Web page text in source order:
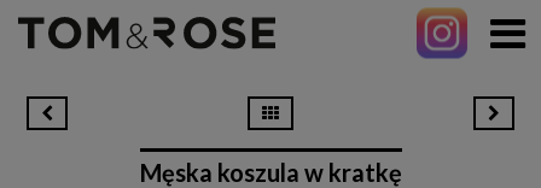
Męska koszula w kratkę